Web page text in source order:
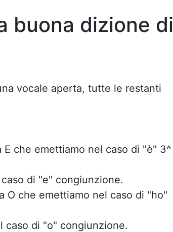
buona dizione di
vocale aperta, tutte le restanti
che emettiamo nel caso di "è" 3^
di "e" congiunzione.
O che emettiamo nel caso di "ho"
caso di "o" congiunzione.